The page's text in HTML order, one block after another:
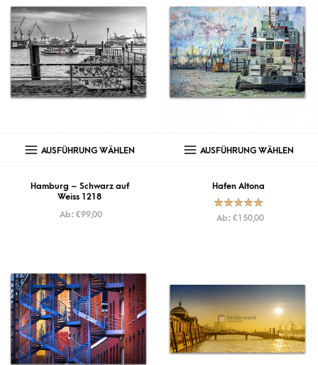
AUSFÜHRUNG WÄHLEN
Hamburg – Schwarz auf
Weiss 1218
Ab: €99,00
AUSFÜHRUNG WÄHLEN
Hafen Altona
Bewertet mit
5.00von
Ab: €150,00